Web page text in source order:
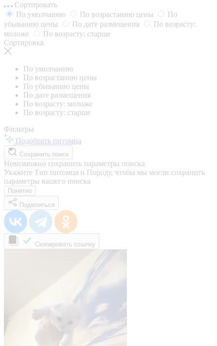
Сортировать
По умолчанию
По возрастанию цены
По
убыванию цены
По дате размещения
По возрасту:
моложе
По возрасту: старше
Сортировка
По умолчанию
По возрастанию цены
По убыванию цены
По дате размещения
По возрасту: моложе
По возрасту: старше
Фильтры
Подобрать питомца
Сохранить поиск
Невозможно сохранить параметры поиска
Укажите Тип питомца и Породу, чтобы мы могли сохранить
параметры вашего поиска
Понятно
Поделиться
Скопировать ссылку